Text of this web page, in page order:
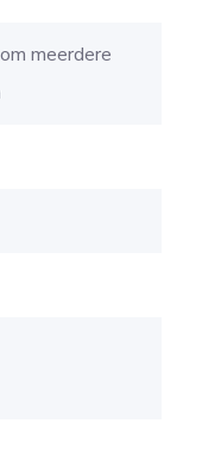
meerdere